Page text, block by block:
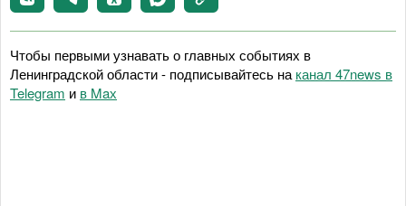
Чтобы первыми узнавать о главных событиях в
Ленинградской области - подписывайтесь на канал 47news в
Telegram и в Maх